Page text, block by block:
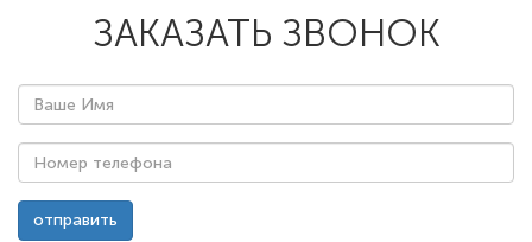
ЗАКАЗАТЬ ЗВОНОК
Ваше
Имя
Номер
телефона
отправить